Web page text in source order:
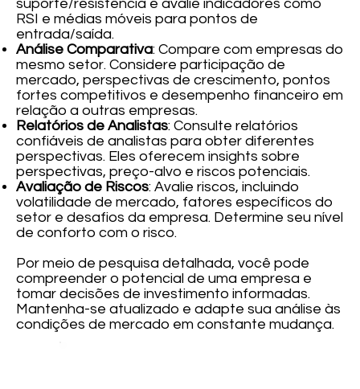
suporte/resistência e avalie indicadores como
RSI e médias móveis para pontos de
entrada/saída.
Análise Comparativa: Compare com empresas do
mesmo setor. Considere participação de
mercado, perspectivas de crescimento, pontos
fortes competitivos e desempenho financeiro em
relação a outras empresas.
Relatórios de Analistas: Consulte relatórios
confiáveis de analistas para obter diferentes
perspectivas. Eles oferecem insights sobre
perspectivas, preço-alvo e riscos potenciais.
Avaliação de Riscos: Avalie riscos, incluindo
volatilidade de mercado, fatores específicos do
setor e desafios da empresa. Determine seu nível
de conforto com o risco.
Por meio de pesquisa detalhada, você pode
compreender o potencial de uma empresa e
tomar decisões de investimento informadas.
Mantenha-se atualizado e adapte sua análise às
condições de mercado em constante mudança.